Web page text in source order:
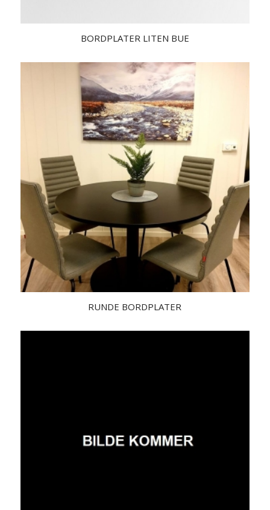
BORDPLATER LITEN BUE
RUNDE BORDPLATER